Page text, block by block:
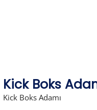
Kick Boks
Kick Boks Adamı